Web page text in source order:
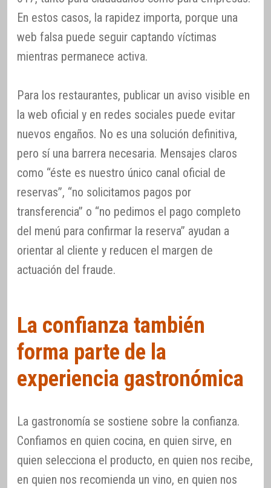
En estos casos, la rapidez importa, porque una
web falsa puede seguir captando víctimas
mientras permanece activa.
Para los restaurantes, publicar un aviso visible en
la web oficial y en redes sociales puede evitar
nuevos engaños. No es una solución definitiva,
pero sí una barrera necesaria. Mensajes claros
como “éste es nuestro único canal oficial de
reservas”, “no solicitamos pagos por
transferencia” o “no pedimos el pago completo
del menú para confirmar la reserva” ayudan a
orientar al cliente y reducen el margen de
actuación del fraude.
La confianza también
forma parte de la
experiencia gastronómica
La gastronomía se sostiene sobre la confianza.
Confiamos en quien cocina, en quien sirve, en
quien selecciona el producto, en quien nos recibe,
en quien nos recomienda un vino, en quien nos